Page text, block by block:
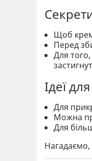
Щоб
Перед
Для
Ідеї
Для
Можна
Для